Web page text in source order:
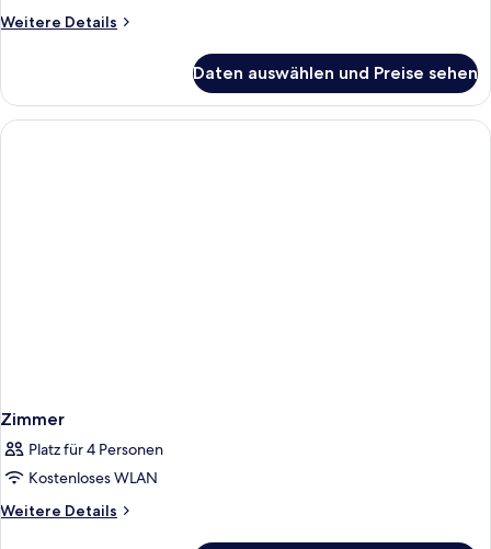
Weitere Details
Weitere
Daten auswählen und Preise sehen
Zimmer
Platz für 4 Personen
Kostenloses WLAN
Weitere Details
Weitere